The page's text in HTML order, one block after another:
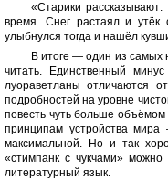
«Старики рассказывают:
время. Снег растаял и утёк
улыбнулся тогда и нашёл
В итоге — один из самых
читать. Единственный
луораветланы отличаются
подробностей на уровне
повесть чуть больше
принципам устройства
максимальной. Но и так
«стимпанк с чукчами» можно
литературный язык.